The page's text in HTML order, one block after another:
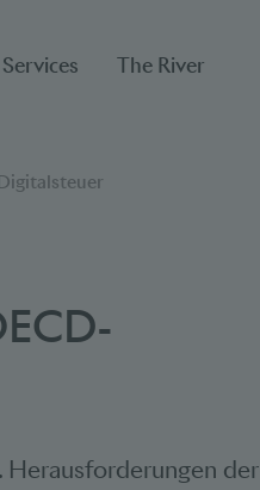
Services The River
der